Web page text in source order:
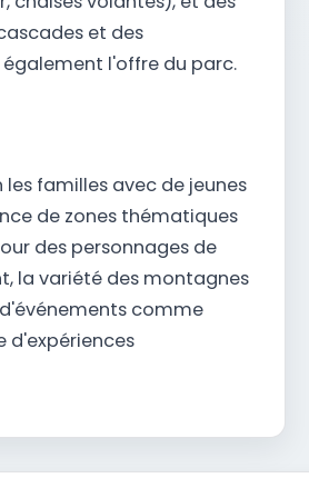
et des
l'offre du parc.
familles avec de jeunes
de zones thématiques
des personnages de
la variété des montagnes
comme
d'expériences